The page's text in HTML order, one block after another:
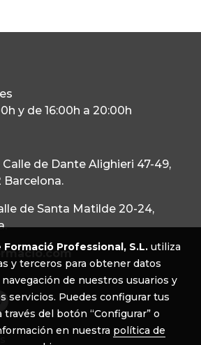
y de 16:00h a 20:00h
Calle de Dante Alighieri 47-49,
Barcelona.
de Santa Matilde 20-24,
Formació Professional, S.L.utiliza
y terceros para obtener datos
de nuestros usuarios y
servicios. Puedes configurar tus
del botón “Configurar” o
en nuestra política de